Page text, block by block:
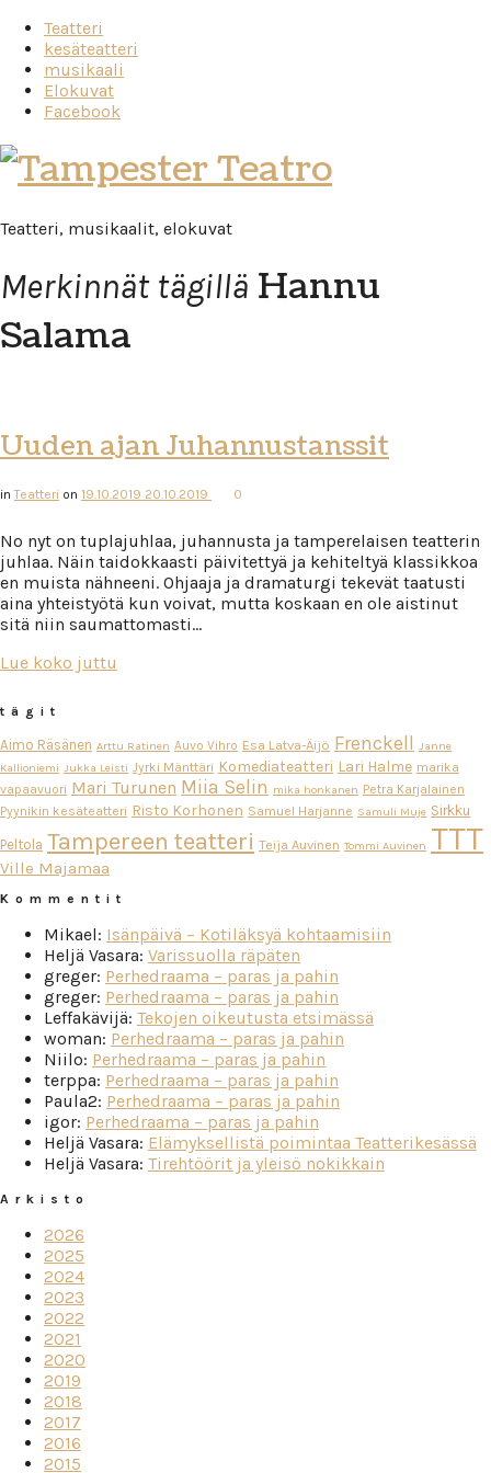
Teatteri
kesäteatteri
musikaali
Elokuvat
Facebook
Tampester
Teatro
Teatteri, musikaalit, elokuvat
Merkinnät tägillä Hannu
Salama
Uuden ajan Juhannustanssit
inTeatteri on 19.10.2019 20.10.2019 0
No nyt on tuplajuhlaa, juhannusta ja tamperelaisen teatterin
juhlaa. Näin taidokkaasti päivitettyä ja kehiteltyä klassikkoa
en muista nähneeni. Ohjaaja ja dramaturgi tekevät taatusti
aina yhteistyötä kun voivat, mutta koskaan en ole aistinut
sitä niin saumattomasti…
Lue koko juttu
tägit
Aimo Räsänen Arttu Ratinen Auvo Vihro Esa Latva-Äijö Frenckell
Janne
Kallioniemi
Jukka Leisti Jyrki Mänttäri Komediateatteri Lari Halme marika
vapaavuori Mari Turunen Miia Selin mika honkanen Petra Karjalainen
Pyynikin kesäteatteri Risto Korhonen Samuel Harjanne Samuli Muje Sirkku
Peltola Tampereen teatteri Teija Auvinen Tommi Auvinen TTT
Ville Majamaa
Kommentit
Mikael: Isänpäivä – Kotiläksyä kohtaamisiin
Heljä Vasara: Varissuolla räpäten
greger: Perhedraama – paras ja pahin
greger: Perhedraama – paras ja pahin
Leffakävijä: Tekojen oikeutusta etsimässä
woman: Perhedraama – paras ja pahin
Niilo: Perhedraama – paras ja pahin
terppa: Perhedraama – paras ja pahin
Paula2: Perhedraama – paras ja pahin
igor: Perhedraama – paras ja pahin
Heljä Vasara: Elämyksellistä poimintaa Teatterikesässä
Heljä Vasara: Tirehtöörit ja yleisö nokikkain
Arkisto
2026
2025
2024
2023
2022
2021
2020
2019
2018
2017
2016
2015